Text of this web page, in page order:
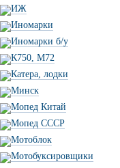
ИЖ
Иномарки
Иномарки б/у
К750, М72
Катера, лодки
Минск
Мопед Китай
Мопед СССР
Мотоблок
Мотобуксировщики